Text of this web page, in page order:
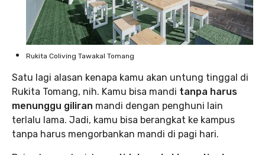
Rukita Coliving Tawakal Tomang
Satu lagi alasan kenapa kamu akan untung tinggal di
Rukita Tomang, nih. Kamu bisa mandi tanpa harus
menunggu giliran mandi dengan penghuni lain
terlalu lama. Jadi, kamu bisa berangkat ke kampus
tanpa harus mengorbankan mandi di pagi hari.